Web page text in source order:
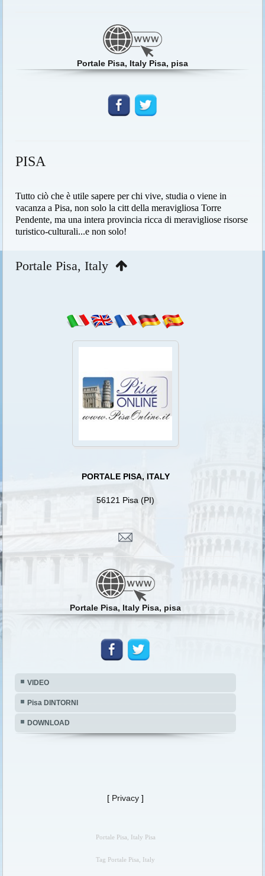
Portale Pisa, Italy Pisa, pisa
PISA
Tutto ciò che è utile sapere per chi vive, studia o viene in
vacanza a Pisa, non solo la citt della meravigliosa Torre
Pendente, ma una intera provincia ricca di meravigliose risorse
turistico-culturali...e non solo!
Portale Pisa, Italy
PORTALE PISA, ITALY
56121 Pisa (PI)
Portale Pisa, Italy Pisa, pisa
VIDEO
Pisa DINTORNI
DOWNLOAD
[ Privacy ]
Portale Pisa, Italy Pisa
Tag Portale Pisa, Italy